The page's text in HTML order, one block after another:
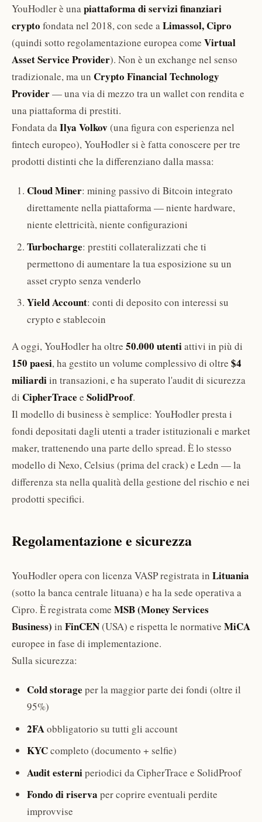
YouHodler è unapiattaforma di servizi finanziari
crypto fondata nel 2018, con sede aLimassol, Cipro
(quindi sotto regolamentazione europea come Virtual
Asset Service Provider). Non è un exchange nel senso
tradizionale, ma un Crypto Financial Technology
Provider— una via di mezzo tra un wallet con rendita e
una piattaforma di prestiti.
Fondata daIlya Volkov(una figura con esperienza nel
fintech europeo), YouHodler si è fatta conoscere per tre
prodotti distinti che la differenziano dalla massa:
Cloud Miner: mining passivo di Bitcoin integrato
direttamente nella piattaforma — niente hardware,
niente elettricità, niente configurazioni
Turbocharge: prestiti collateralizzati che ti
permettono di aumentare la tua esposizione su un
asset crypto senza venderlo
Yield Account: conti di deposito con interessi su
crypto e stablecoin
A oggi, YouHodler ha oltre 50.000 utentiattivi in più di
150 paesi, ha gestito un volume complessivo di oltre $4
miliardiin transazioni, e ha superato l'audit di sicurezza
di CipherTrace e SolidProof.
Il modello di business è semplice: YouHodler presta i
fondi depositati dagli utenti a trader istituzionali e market
maker, trattenendo una parte dello spread. È lo stesso
modello di Nexo, Celsius (prima del crack) e Ledn — la
differenza sta nella qualità della gestione del rischio e nei
prodotti specifici.
Regolamentazione e sicurezza
YouHodler opera con licenza VASP registrata in Lituania
(sotto la banca centrale lituana) e ha la sede operativa a
Cipro. È registrata come MSB (Money Services
Business) in FinCEN(USA) e rispetta le normative MiCA
europee in fase di implementazione.
Sulla sicurezza:
Cold storage per la maggior parte dei fondi (oltre il
95%)
2FAobbligatorio su tutti gli account
KYCcompleto (documento + selfie)
Audit esterniperiodici da CipherTrace e SolidProof
Fondo di riserva per coprire eventuali perdite
improvvise